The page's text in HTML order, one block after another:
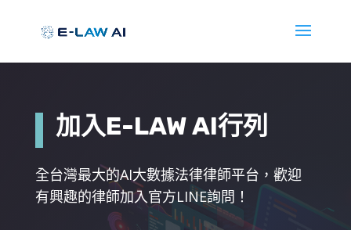
加入E-LAW AI行列
全台灣最大的AI大數據法律律師平台，歡迎
有興趣的律師加入官方LINE詢問！